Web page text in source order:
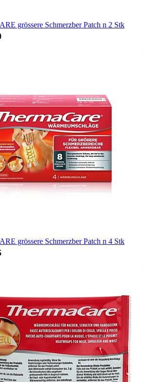
grössere Schmerzber Patch n 2 Stk
grössere Schmerzber Patch n 4 Stk